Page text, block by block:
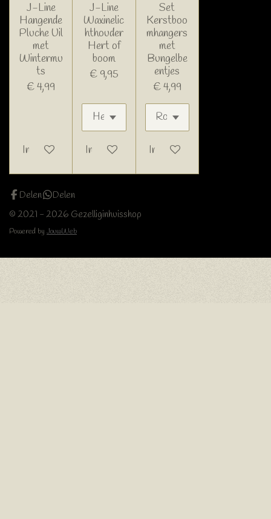
J-Line
Hangende
Pluche Uil
met
Wintermu
ts
€ 4,99
In winkelwagen
J-Line
Waxinelic
hthouder
Hert of
boom
€ 9,95
In winkelwagen
Set
Kerstboo
mhangers
met
Bungelbe
entjes
€ 4,99
In winkelwagen
Delen
Delen
© 2021 - 2026 Gezelliginhuisshop
Powered by JouwWeb